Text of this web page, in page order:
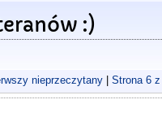
:)
nieprzeczytany| Strona 6z